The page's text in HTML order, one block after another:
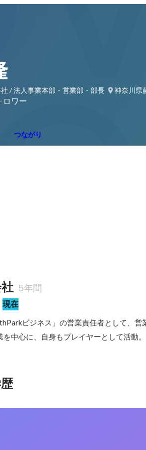
/ 法人事業本部・営業部・部長
神奈川県
ロワー
つながり
5年間
現在
ビジネス」の営業責任者として、営
中心に、自身もプレイヤーとして活動。